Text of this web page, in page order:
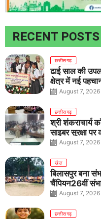
RECENT POSTS
छत्तीसगढ़
ढाई साल की
क्षेत्र में नई
August 7, 2026
छत्तीसगढ़
श्री शंकराचार्य
साइबर सुरक्षा पर
जागरूकता का
August 7, 2026
खेल
बिलासपुर बना
चैंपियन26वीं
तीनों आयु वर्गों में
August 7, 2026
छत्तीसगढ़